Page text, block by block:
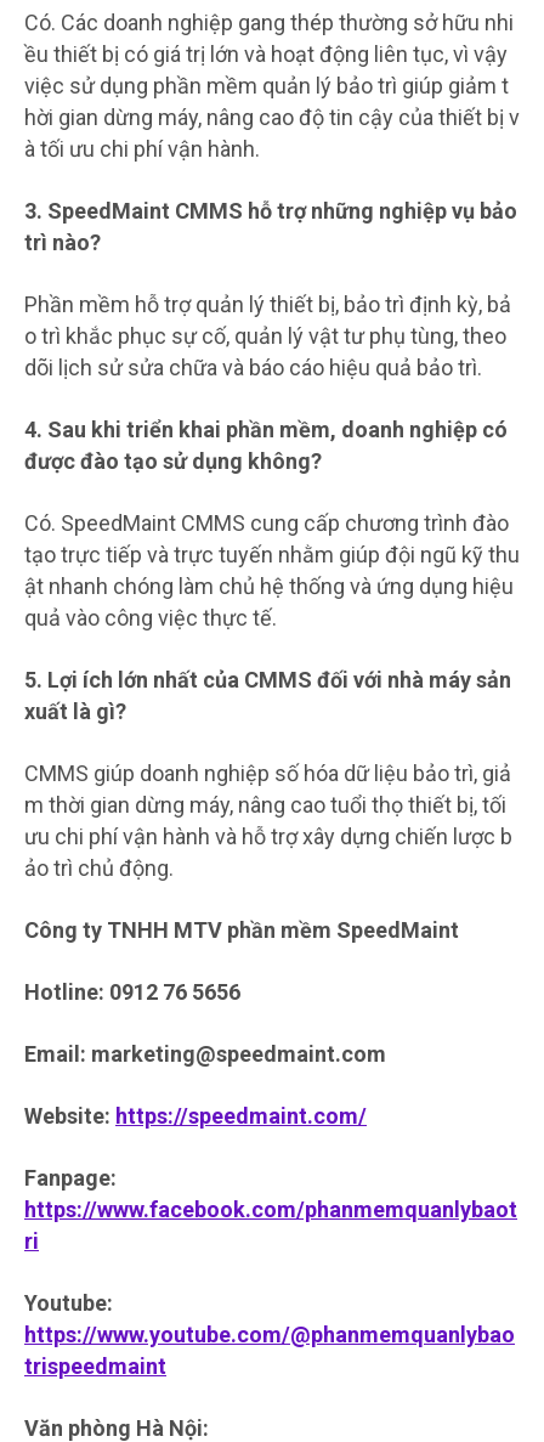
Có. Các doanh nghiệp gang thép thường sở hữu nhi
ều thiết bị có giá trị lớn và hoạt động liên tục, vì vậy
việc sử dụng phần mềm quản lý bảo trì giúp giảm t
hời gian dừng máy, nâng cao độ tin cậy của thiết bị v
à tối ưu chi phí vận hành.
3. SpeedMaint CMMS hỗ trợ những nghiệp vụ bảo
trì nào?
Phần mềm hỗ trợ quản lý thiết bị, bảo trì định kỳ, bả
o trì khắc phục sự cố, quản lý vật tư phụ tùng, theo
dõi lịch sử sửa chữa và báo cáo hiệu quả bảo trì.
4. Sau khi triển khai phần mềm, doanh nghiệp có
được đào tạo sử dụng không?
Có. SpeedMaint CMMS cung cấp chương trình đào
tạo trực tiếp và trực tuyến nhằm giúp đội ngũ kỹ thu
ật nhanh chóng làm chủ hệ thống và ứng dụng hiệu
quả vào công việc thực tế.
5. Lợi ích lớn nhất của CMMS đối với nhà máy sản
xuất là gì?
CMMS giúp doanh nghiệp số hóa dữ liệu bảo trì, giả
m thời gian dừng máy, nâng cao tuổi thọ thiết bị, tối
ưu chi phí vận hành và hỗ trợ xây dựng chiến lược b
ảo trì chủ động.
Công ty TNHH MTV phần mềm SpeedMaint
Hotline: 0912 76 5656
Email: marketing@speedmaint.com
Website: https://speedmaint.com/
Fanpage:
https://www.facebook.com/phanmemquanlybaot
ri
Youtube:
https://www.youtube.com/@phanmemquanlybao
trispeedmaint
Văn phòng Hà Nội: